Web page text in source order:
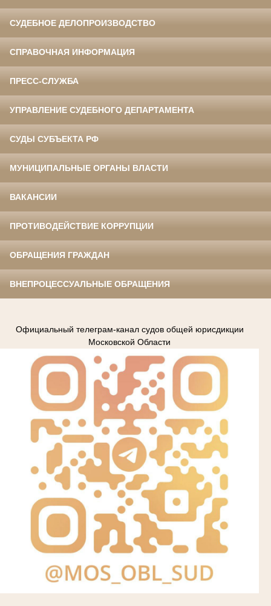
СУДЕБНОЕ ДЕЛОПРОИЗВОДСТВО
СПРАВОЧНАЯ ИНФОРМАЦИЯ
ПРЕСС-СЛУЖБА
УПРАВЛЕНИЕ СУДЕБНОГО ДЕПАРТАМЕНТА
СУДЫ СУБЪЕКТА РФ
МУНИЦИПАЛЬНЫЕ ОРГАНЫ ВЛАСТИ
ВАКАНСИИ
ПРОТИВОДЕЙСТВИЕ КОРРУПЦИИ
ОБРАЩЕНИЯ ГРАЖДАН
ВНЕПРОЦЕССУАЛЬНЫЕ ОБРАЩЕНИЯ
Официальный телеграм-канал судов общей юрисдикции
Московской Области